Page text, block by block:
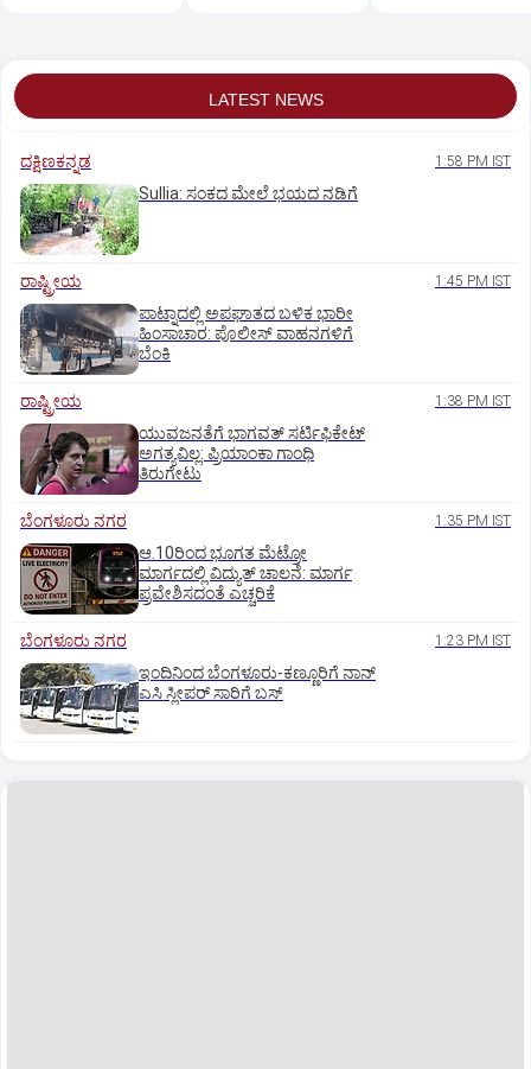
LATEST NEWS
ದಕ್ಷಿಣಕನ್ನಡ 1:58 PM IST
Sullia: ಸಂಕದ ಮೇಲೆ ಭಯದ ನಡಿಗೆ
ರಾಷ್ಟ್ರೀಯ 1:45 PM IST
ಪಾಟ್ನಾದಲ್ಲಿ ಅಪಘಾತದ ಬಳಿಕ ಭಾರೀ
ಹಿಂಸಾಚಾರ: ಪೊಲೀಸ್‌ ವಾಹನಗಳಿಗೆ
ಬೆಂಕಿ
ರಾಷ್ಟ್ರೀಯ 1:38 PM IST
ಯುವಜನತೆಗೆ ಭಾಗವತ್ ಸರ್ಟಿಫಿಕೇಟ್
ಅಗತ್ಯವಿಲ್ಲ: ಪ್ರಿಯಾಂಕಾ ಗಾಂಧಿ
ತಿರುಗೇಟು
ಬೆಂಗಳೂರು ನಗರ 1:35 PM IST
ಆ.10ರಿಂದ ಭೂಗತ ಮೆಟ್ರೋ
ಮಾರ್ಗದಲ್ಲಿ ವಿದ್ಯುತ್‌ ಚಾಲನೆ: ಮಾರ್ಗ
ಪ್ರವೇಶಿಸದಂತೆ ಎಚ್ಚರಿಕೆ
ಬೆಂಗಳೂರು ನಗರ 1:23 PM IST
ಇಂದಿನಿಂದ ಬೆಂಗಳೂರು-ಕಣ್ಣೂರಿಗೆ ನಾನ್‌
ಎಸಿ ಸ್ಲೀಪರ್‌ ಸಾರಿಗೆ ಬಸ್‌